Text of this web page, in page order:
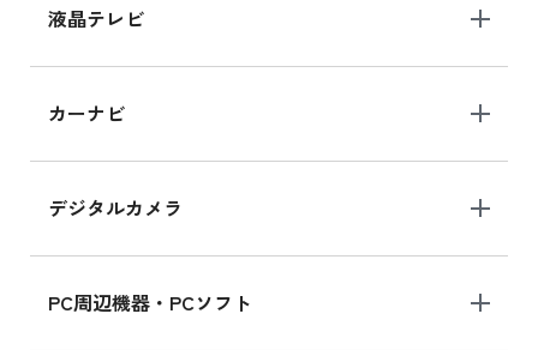
液晶テレビ
カーナビ
デジタルカメラ
PC周辺機器・PCソフト
iPhone 15 128GB の新品買取価格
MK2K3J/Aの新品買取価格はこちら